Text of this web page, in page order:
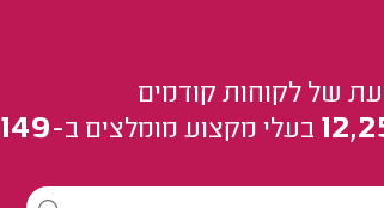
של לקוחות קודמים
בעלי מקצוע מומלצים ב-149